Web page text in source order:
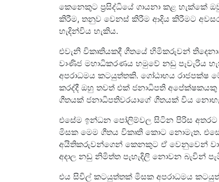
කෙනෙකුට ප්‍රසිද්ධියේ ගායනා කළ
කිරීම, තනුව වෙනස් කිරීම ආදිය කිරීමට
හැදින්විය හැකිය.
එවැනි විකෘතියකදී ගීතයේ හිමිකරුවන්
වාණිජ මහාධිකරණය හමුවේ නඩු පැවැරිය
අපරාධමය කටයුත්තකි. ගෝඨාභය රාජපක්ෂ
කරද්දී ඔහු තවත් එක් ජනාධිපති අපේක්ෂකයකු
ගීතයක් ජනාධිපතිවරයාගේ ගීතයක් විය
එසේම ඉන්ධන පෝලිම්වල සිටින පිරිස අතරට
මිසක මෙම ගීතය විකෘති කොට නොමැත.
අයිතිකරුවන්ගෙන් කෙනකුට ඒ වෙනුවෙන්
අදාල නඩු නිමිත්ත පැහැදිලි නොවන බැවින්
එය සිවිල් කටයුත්තක් මිසක අපරාධමය